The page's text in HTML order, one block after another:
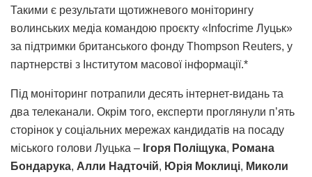
Такими є результати щотижневого моніторингу
волинських медіа командою проєкту «Infocrime Луцьк»
за підтримки британського фонду Thompson Reuters, у
партнерстві з Інститутом масової інформації.*
Під моніторинг потрапили десять інтернет-видань та
два телеканали. Окрім того, експерти проглянули п’ять
сторінок у соціальних мережах кандидатів на посаду
міського голови Луцька – Ігоря Поліщука, Романа
Бондарука, Алли Надточій, Юрія Моклиці, Миколи